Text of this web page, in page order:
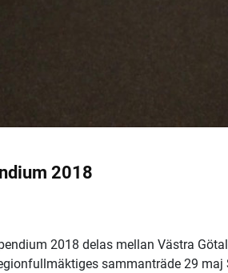
2018
2018 delas mellan Västra
sammanträde 29 maj